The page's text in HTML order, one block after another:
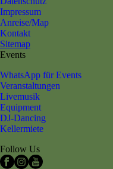
Impressum
Anreise/Map
Kontakt
Sitemap
Events
WhatsApp für Events
Veranstaltungen
Livemusik
Equipment
DJ-Dancing
Kellermiete
Follow Us